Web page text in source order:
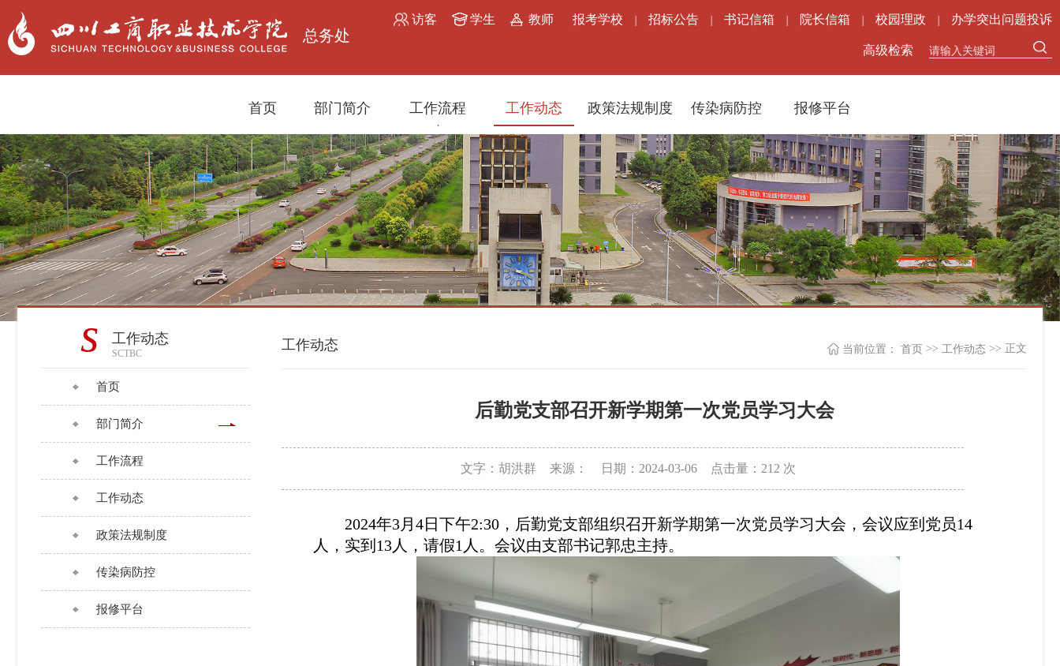
总务处
访客 学生 教师 报考学校 招标公告 书记信箱 院长信箱 校园理政 办学突出问题投诉
高级检索
首页 部门简介 工作流程 工作动态 政策法规制度 传染病防控 报修平台
s 工作动态
SCTBC
首页
部门简介
工作流程
工作动态
政策法规制度
传染病防控
报修平台
工作动态 当前位置： 首页 >> 工作动态 >> 正文
后勤党支部召开新学期第一次党员学习大会
文字：胡洪群 来源： 日期：2024-03-06 点击量： 212 次
2024年3月4日下午2:30 ， 后勤党支部组织召开新学期第一次党员学习大会，会议应到党员14
人，实到 13人，请假1人。会议由支部书记郭忠主持。